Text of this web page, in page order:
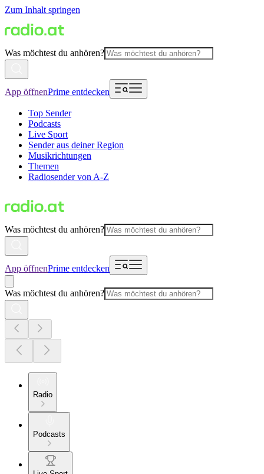
Zum Inhalt springen
Was möchtest du anhören?
App öffnenPrime entdecken
Top Sender
Podcasts
Live Sport
Sender aus deiner Region
Musikrichtungen
Themen
Radiosender von A-Z
Was möchtest du anhören?
App öffnenPrime entdecken
Was möchtest du anhören?
Radio
Podcasts